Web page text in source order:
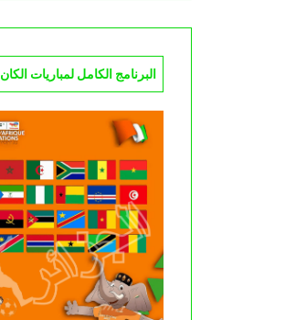
البرنامج الكامل لمباريات الكان 2023